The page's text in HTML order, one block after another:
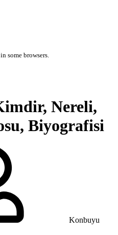
some browsers.
Nereli,
Biyografisi
Konbuyu